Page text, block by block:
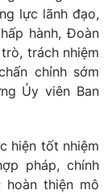
lực lãnh đạo,
hành, Đoàn
trách nhiệm
chỉnh sớm
Ủy viên Ban
hiện tốt nhiệm
pháp, chính
hoàn thiện mô